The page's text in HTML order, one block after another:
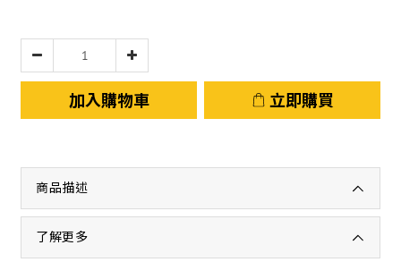
加入購物車 立即購買
商品描述
了解更多